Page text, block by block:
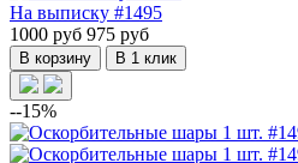
На выписку #1495
1000 руб 975 руб
В корзину В 1 клик
--15%